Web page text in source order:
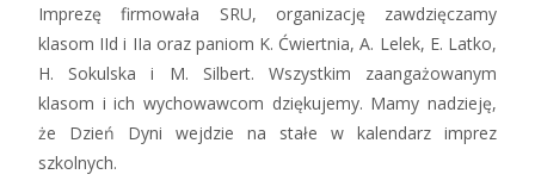
Imprezę firmowała SRU, organizację zawdzięczamy
klasom IId i IIa oraz paniom K. Ćwiertnia, A. Lelek, E. Latko,
H. Sokulska i M. Silbert. Wszystkim zaangażowanym
klasom i ich wychowawcom dziękujemy. Mamy nadzieję,
że Dzień Dyni wejdzie na stałe w kalendarz imprez
szkolnych.